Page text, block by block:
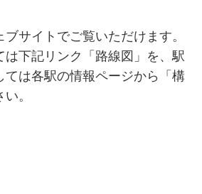
サイトでご覧いただけます。
は下記リンク「路線図」を、駅
ては各駅の情報ページから「構
。